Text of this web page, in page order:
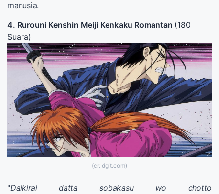
manusia.
4. Rurouni Kenshin Meiji Kenkaku Romantan (180
Suara)
(cr. dgit.com)
"Daikirai datta sobakasu wo chotto